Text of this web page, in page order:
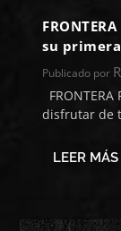
su
Publicado por
disfrutar de
LEER MÁS